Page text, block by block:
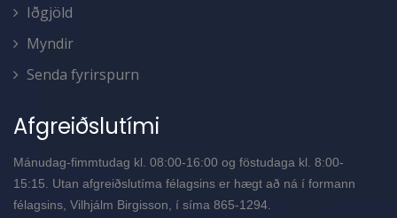
Iðgjöld
Myndir
Senda fyrirspurn
Afgreiðslutími
Mánudag-fimmtudag kl. 08:00-16:00 og föstudaga kl. 8:00-
15:15. Utan afgreiðslutíma félagsins er hægt að ná í formann
félagsins, Vilhjálm Birgisson, í síma 865-1294.